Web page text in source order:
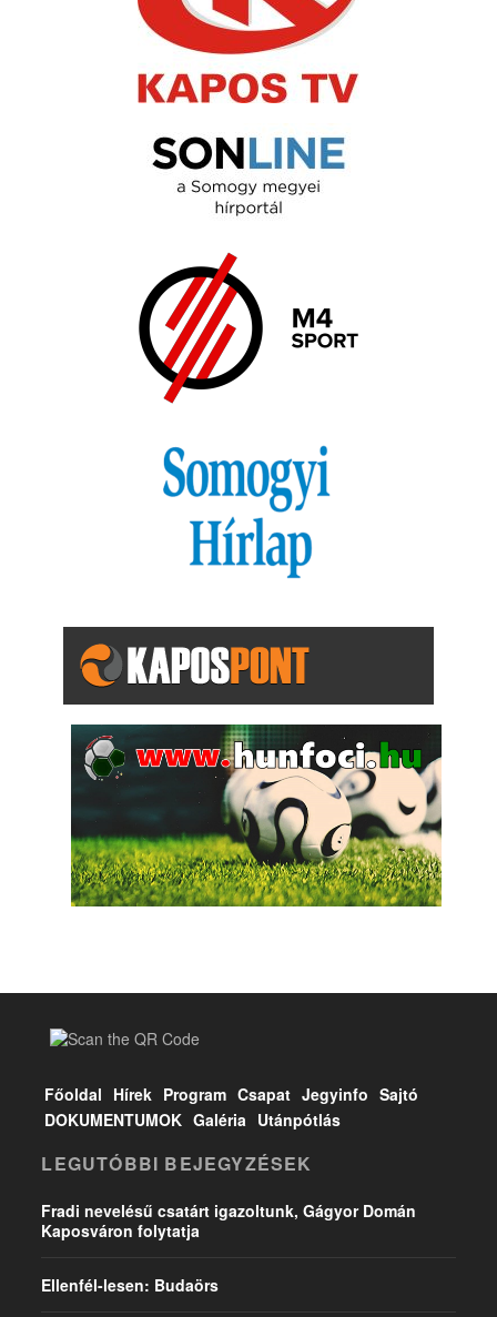
Főoldal Hírek Program Csapat Jegyinfo Sajtó
DOKUMENTUMOK Galéria Utánpótlás
LEGUTÓBBI BEJEGYZÉSEK
Fradi nevelésű csatárt igazoltunk, Gágyor Domán
Kaposváron folytatja
Ellenfél-lesen: Budaörs